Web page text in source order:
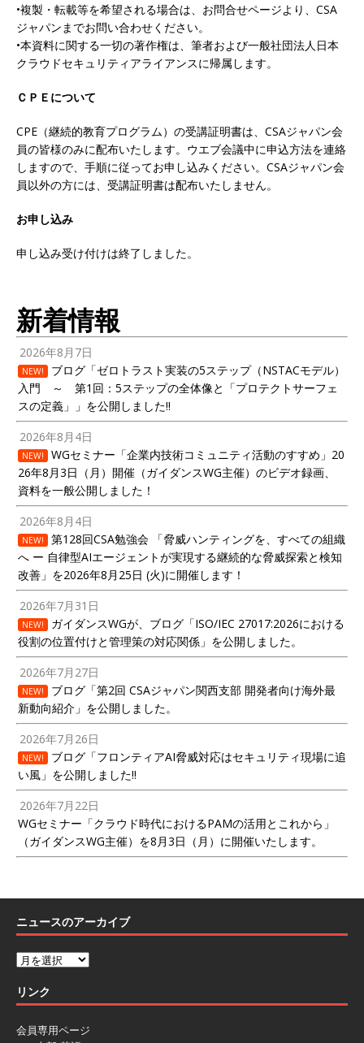
•複製・転載等を希望される場合は、お問合せページより、CSA
ジャパンまでお問い合わせください。
•本資料に関する一切の著作権は、筆者および一般社団法人日本
クラウドセキュリティアライアンスに帰属します。
ＣＰＥについて
CPE（継続的教育プログラム）の受講証明書は、CSAジャパン会
員の皆様のみに配布いたします。ウエブ会議中に申込方法を連絡
しますので、手順に従ってお申し込みください。CSAジャパン会
員以外の方には、受講証明書は配布いたしません。
お申し込み
申し込み受け付けは終了しました。
新着情報
2026年8月7日
NEW!
ブログ「ゼロトラスト実装の5ステップ（NSTACモデル）
入門 ～ 第1回：5ステップの全体像と「プロテクトサーフェ
スの定義」」を公開しました!!
2026年8月4日
NEW!
WGセミナー「企業内技術コミュニティ活動のすすめ」20
26年8月3日（月）開催（ガイダンスWG主催）のビデオ録画、
資料を一般公開しました！
2026年8月4日
NEW!
第128回CSA勉強会 「脅威ハンティングを、すべての組織
へ ー 自律型AIエージェントが実現する継続的な脅威探索と検知
改善」を2026年8月25日 (火)に開催します！
2026年7月31日
NEW!
ガイダンスWGが、ブログ「ISO/IEC 27017:2026における
役割の位置付けと管理策の対応関係」を公開しました。
2026年7月27日
NEW!
ブログ「第2回 CSAジャパン関西支部 開発者向け海外最
新動向紹介」を公開しました。
2026年7月26日
NEW!
ブログ「フロンティアAI脅威対応はセキュリティ現場に追
い風」を公開しました!!
2026年7月22日
WGセミナー「クラウド時代におけるPAMの活用とこれから」
（ガイダンスWG主催）を8月3日（月）に開催いたします。
ニュースのアーカイブ
リンク
会員専用ページ